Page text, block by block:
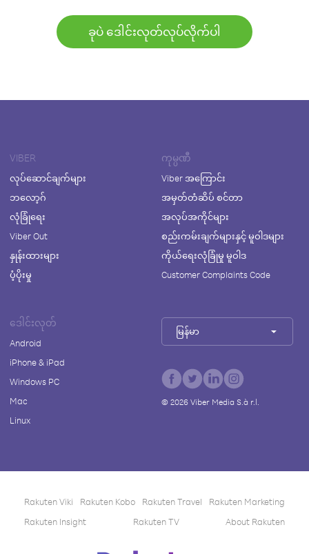
ခုပဲ ဒေါင်းလုတ်လုပ်လိုက်ပါ
VIBER
လုပ်ဆောင်ချက်များ
ဘလော့ဂ်
လုံခြုံရေး
Viber Out
နှုန်းထားများ
ပံ့ပိုးမှု
ကုမ္ပဏီ
Viber အကြောင်း
အမှတ်တံဆိပ် စင်တာ
အလုပ်အကိုင်များ
စည်းကမ်းချက်များနှင့် မူဝါဒများ
ကိုယ်ရေးလုံခြုံမှု မူဝါဒ
Customer Complaints Code
ဒေါင်းလုတ်
Android
iPhone & iPad
Windows PC
Mac
Linux
မြန်မာ
© 2026Viber Media S.à r.l.
Rakuten Viki Rakuten Kobo Rakuten Travel
Rakuten Marketing
Rakuten Insight
Rakuten TV About Rakuten